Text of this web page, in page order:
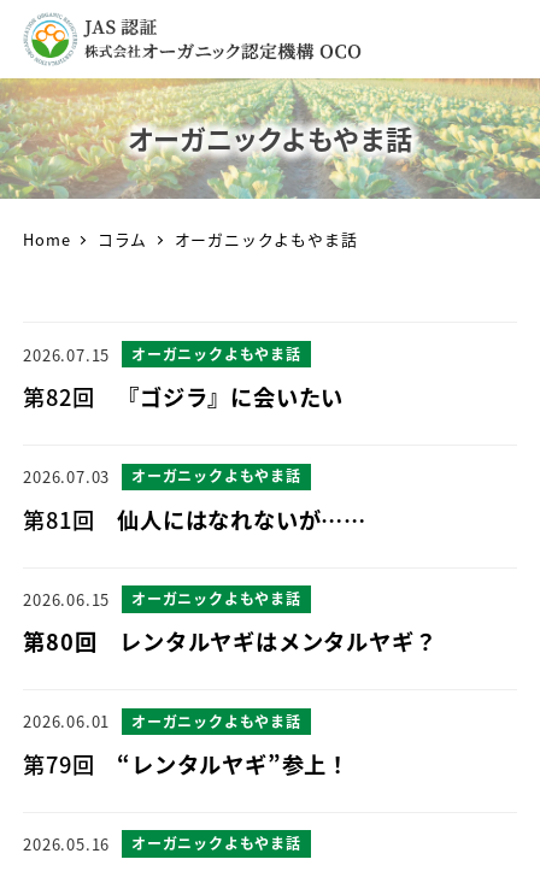
オーガニックよもやま話
Home コラム オーガニックよもやま話
第82回 『ゴジラ』に会いたい
2026.07.15 オーガニックよもやま話
第81回仙人にはなれないが……
2026.07.03 オーガニックよもやま話
第80回 レンタルヤギはメンタルヤギ？
2026.06.15 オーガニックよもやま話
第79回 “レンタルヤギ”参上！
2026.06.01 オーガニックよもやま話
2026.05.16 オーガニックよもやま話